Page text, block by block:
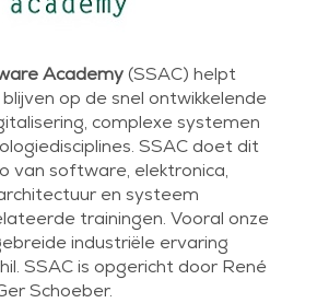
Academy(SSAC) helpt
op de snel ontwikkelende
complexe systemen
SSAC doet dit
van software, elektronica,
en systeem
trainingen. Vooral onze
industriële ervaring
SSAC is opgericht door René
Schoeber.